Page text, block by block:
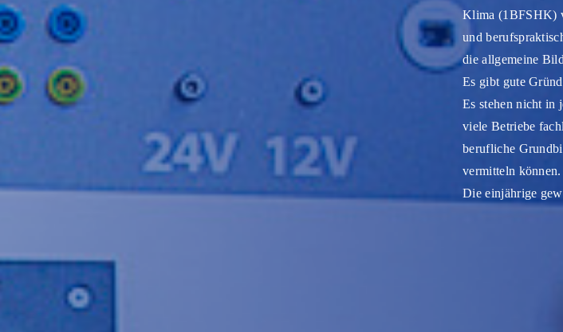
Klima (1BFSHK)
und
die allgemeine
Es gibt gute
Es stehen nicht in
viele Betriebe
berufliche
vermitteln können.
Die einjährige